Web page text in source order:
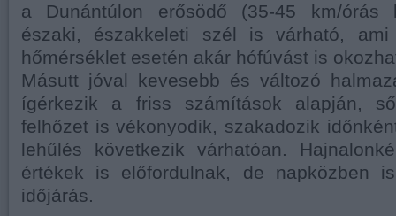
a Dunántúlon erősödő (35-45 km/órás
északi, északkeleti szél is várható,
hőmérséklet esetén akár hófúvást is
Másutt jóval kevesebb és változó
ígérkezik a friss számítások alapján,
felhőzet is vékonyodik, szakadozik
lehűlés következik várhatóan.
értékek is előfordulnak, de napközben
időjárás.